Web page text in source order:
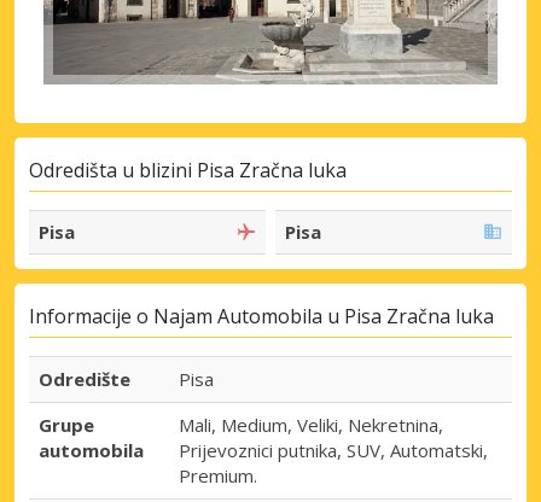
Odredišta u blizini Pisa Zračna luka
Pisa Pisa
Informacije o Najam Automobila u Pisa Zračna luka
Odredište
Pisa
Grupe
automobila
Mali, Medium, Veliki, Nekretnina,
Prijevoznici putnika, SUV, Automatski,
Premium.